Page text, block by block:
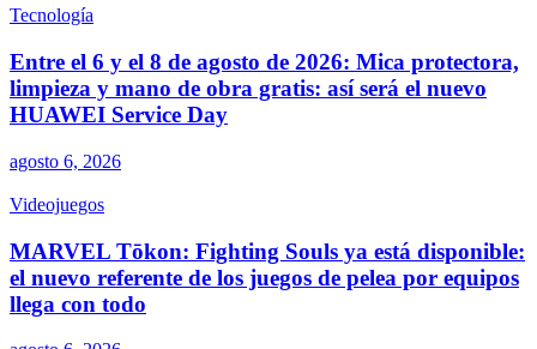
Tecnología
Entre el 6 y el 8 de agosto de 2026: Mica protectora,
limpieza y mano de obra gratis: así será el nuevo
HUAWEI Service Day
agosto 6, 2026
Videojuegos
MARVEL Tōkon: Fighting Souls ya está disponible:
el nuevo referente de los juegos de pelea por equipos
llega con todo